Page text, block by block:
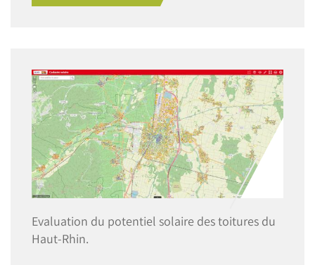
Image
Evaluation du potentiel solaire des toitures du
Haut-Rhin.